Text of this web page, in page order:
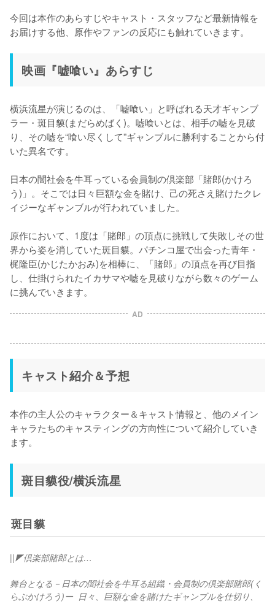
今回は本作のあらすじやキャスト・スタッフなど最新情報を
お届けする他、原作やファンの反応にも触れていきます。
映画『嘘喰い』あらすじ
横浜流星が演じるのは、「嘘喰い」と呼ばれる天才ギャンブ
ラー・斑目貘(まだらめばく)。嘘喰いとは、相手の嘘を見破
り、その嘘を“喰い尽くして”ギャンブルに勝利することから付
いた異名です。
日本の闇社会を牛耳っている会員制の倶楽部「賭郎(かけろ
う)」。そこでは日々巨額な金を賭け、己の死さえ賭けたクレ
イジーなギャンブルが行われていました。
原作において、1度は「賭郎」の頂点に挑戦して失敗しその世
界から姿を消していた斑目貘。パチンコ屋で出会った青年・
梶隆臣(かじたかおみ)を相棒に、「賭郎」の頂点を再び目指
し、仕掛けられたイカサマや嘘を見破りながら数々のゲーム
に挑んでいきます。
AD
キャスト紹介＆予想
本作の主人公のキャラクター＆キャスト情報と、他のメイン
キャラたちのキャスティングの方向性について紹介していき
ます。
斑目貘役/横浜流星
斑目貘
||◤倶楽部賭郎とは…
舞台となる－日本の闇社会を牛耳る組織・会員制の倶楽部賭郎(く
らぶかけろう)ー  日々、巨額な金を賭けたギャンブルを仕切り、